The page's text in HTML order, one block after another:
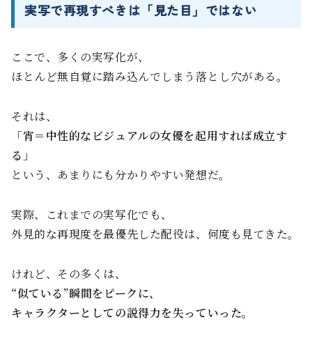
実写で再現すべきは「見た目」ではない
ここで、多くの実写化が、
ほとんど無自覚に踏み込んでしまう落とし穴がある。
それは、
「宵＝中性的なビジュアルの女優を起用すれば成立す
る」
という、あまりにも分かりやすい発想だ。
実際、これまでの実写化でも、
外見的な再現度を最優先した配役は、何度も見てきた。
けれど、その多くは、
“似ている”瞬間をピークに、
キャラクターとしての説得力を失っていった。